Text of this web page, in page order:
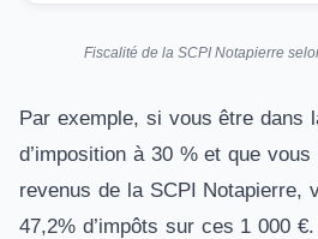
Fiscalité de la SCPI Notapierre
Par exemple, si vous être dans
d’imposition à 30 % et que
revenus de la SCPI Notapierre,
47,2% d’impôts sur ces 1 000